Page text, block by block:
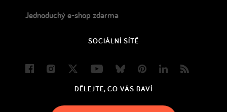
Jednoduchý e-shop zdarma
SOCIÁLNÍ SÍTĚ
FacebookInstagram
Twitter YoutubeBlueskyPinterestLinkedIn
DĚLEJTE, CO VÁS BAVÍ